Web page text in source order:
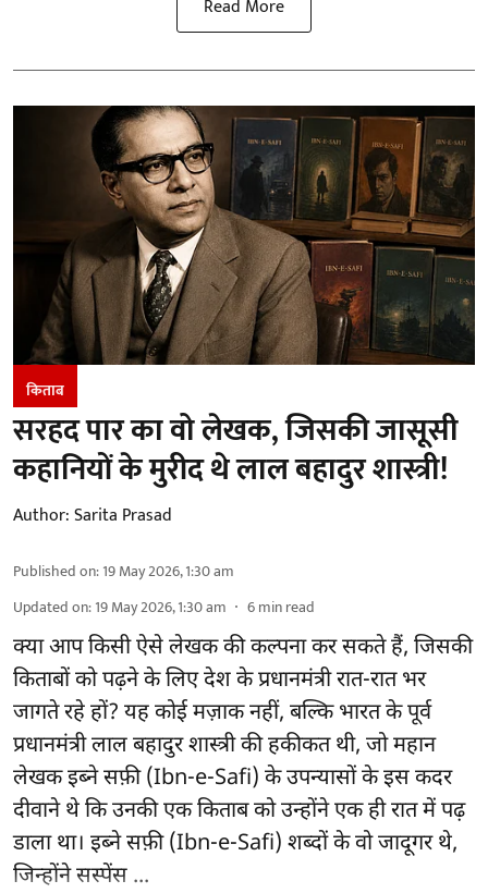
Read More
किताब
सरहद पार का वो लेखक, जिसकी जासूसी
कहानियों के मुरीद थे लाल बहादुर शास्त्री!
Author:Sarita Prasad
Published on:19 May 2026, 1:30 am
Updated on:19 May 2026, 1:30 am 6min read
क्या आप किसी ऐसे लेखक की कल्पना कर सकते हैं, जिसकी
किताबों को पढ़ने के लिए देश के प्रधानमंत्री रात-रात भर
जागते रहे हों? यह कोई मज़ाक नहीं, बल्कि भारत के पूर्व
प्रधानमंत्री लाल बहादुर शास्त्री की हकीकत थी, जो महान
लेखक इब्ने सफ़ी (Ibn-e-Safi) के उपन्यासों के इस कदर
दीवाने थे कि उनकी एक किताब को उन्होंने एक ही रात में पढ़
डाला था। इब्ने सफ़ी (Ibn-e-Safi) शब्दों के वो जादूगर थे,
जिन्होंने सस्पेंस ...